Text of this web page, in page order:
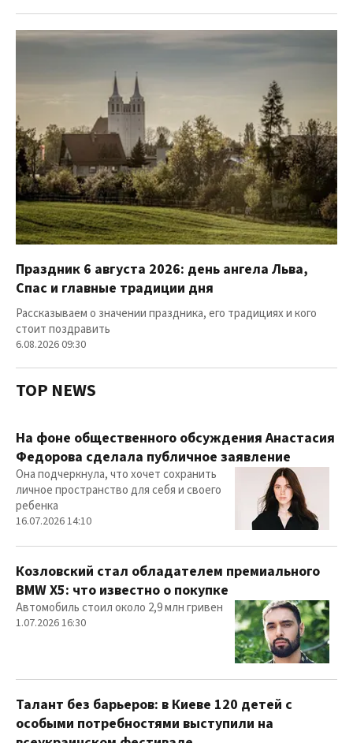
Праздник 6 августа 2026: день ангела Льва,
Спас и главные традиции дня
Рассказываем о значении праздника, его традициях и кого
стоит поздравить
6.08.2026 09:30
TOP NEWS
На фоне общественного обсуждения Анастасия
Федорова сделала публичное заявление
Она подчеркнула, что хочет сохранить
личное пространство для себя и своего
ребенка
16.07.2026 14:10
Козловский стал обладателем премиального
BMW X5: что известно о покупке
Автомобиль стоил около 2,9 млн гривен
1.07.2026 16:30
Талант без барьеров: в Киеве 120 детей с
особыми потребностями выступили на